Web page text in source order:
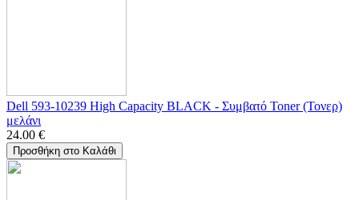
Dell 593-10239 High Capacity BLACK - Συμβατό Toner (Τονερ)
μελάνι
24.00 €
Προσθήκη στο Καλάθι